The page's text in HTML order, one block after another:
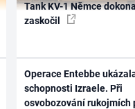
Tank KV-1 Němce
zaskočil
Operace Entebbe
schopnosti Izraele. Při
osvobozování rukojmích